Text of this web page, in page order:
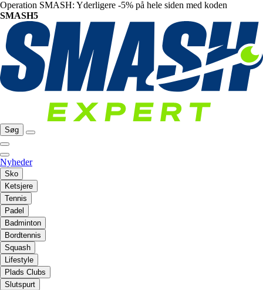
Operation SMASH: Yderligere -5% på hele siden med koden
SMASH5
Søg
Nyheder
Sko
Ketsjere
Tennis
Padel
Badminton
Bordtennis
Squash
Lifestyle
Plads Clubs
Slutspurt